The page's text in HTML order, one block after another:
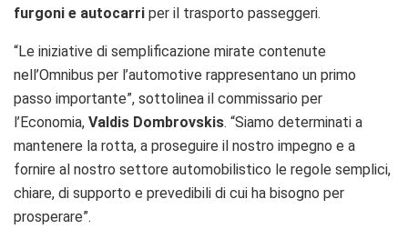
furgoni e autocarri per il trasporto passeggeri.
“Le iniziative di semplificazione mirate contenute
nell’Omnibus per l’automotive rappresentano un primo
passo importante”, sottolinea il commissario per
l’Economia, Valdis Dombrovskis. “Siamo determinati a
mantenere la rotta, a proseguire il nostro impegno e a
fornire al nostro settore automobilistico le regole semplici,
chiare, di supporto e prevedibili di cui ha bisogno per
prosperare”.